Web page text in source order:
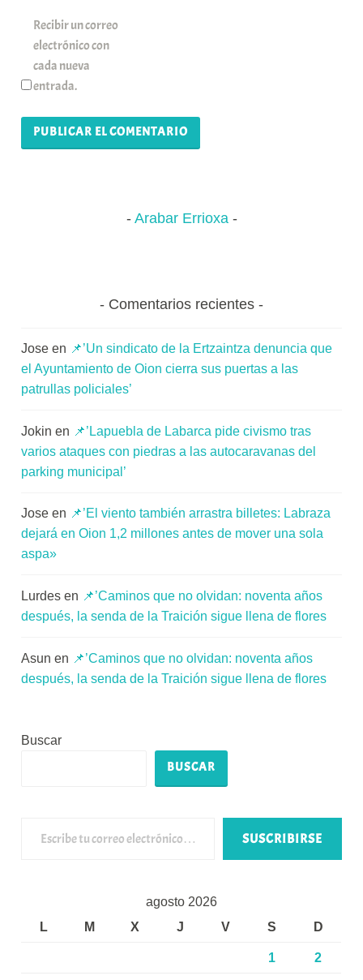
Recibir un correo
electrónico con
cada nueva
entrada.
Arabar Errioxa
Comentarios recientes
Jose en 📌’Un sindicato de la Ertzaintza denuncia que
el Ayuntamiento de Oion cierra sus puertas a las
patrullas policiales’
Jokin en 📌’Lapuebla de Labarca pide civismo tras
varios ataques con piedras a las autocaravanas del
parking municipal’
Jose en 📌’El viento también arrastra billetes: Labraza
dejará en Oion 1,2 millones antes de mover una sola
aspa»
Lurdes en 📌’Caminos que no olvidan: noventa años
después, la senda de la Traición sigue llena de flores
Asun en 📌’Caminos que no olvidan: noventa años
después, la senda de la Traición sigue llena de flores
Buscar
BUSCAR
SUSCRIBIRSE
agosto 2026
L
M X J V S D
1 2